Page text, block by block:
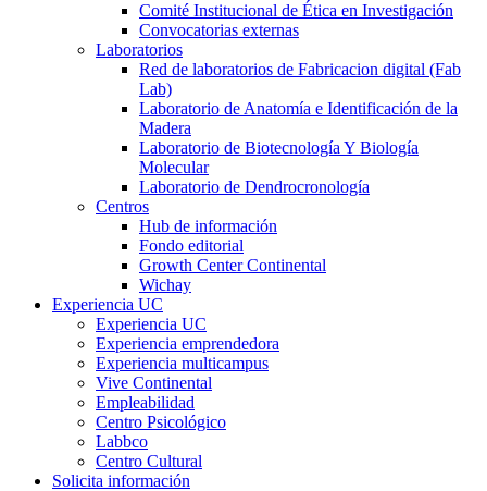
Comité Institucional de Ética en Investigación
Convocatorias externas
Laboratorios
Red de laboratorios de Fabricacion digital (Fab
Lab)
Laboratorio de Anatomía e Identificación de la
Madera
Laboratorio de Biotecnología Y Biología
Molecular
Laboratorio de Dendrocronología
Centros
Hub de información
Fondo editorial
Growth Center Continental
Wichay
Experiencia UC
Experiencia UC
Experiencia emprendedora
Experiencia multicampus
Vive Continental
Empleabilidad
Centro Psicológico
Labbco
Centro Cultural
Solicita información